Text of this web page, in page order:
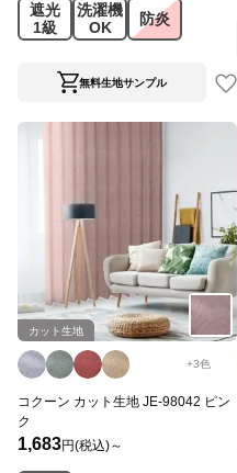
遮光
1級
洗濯機
OK
防炎
無料生地サンプル
カット生地
+3色
コクーン カット生地 JE-98042 ピン
ク
1,683円(税込)～